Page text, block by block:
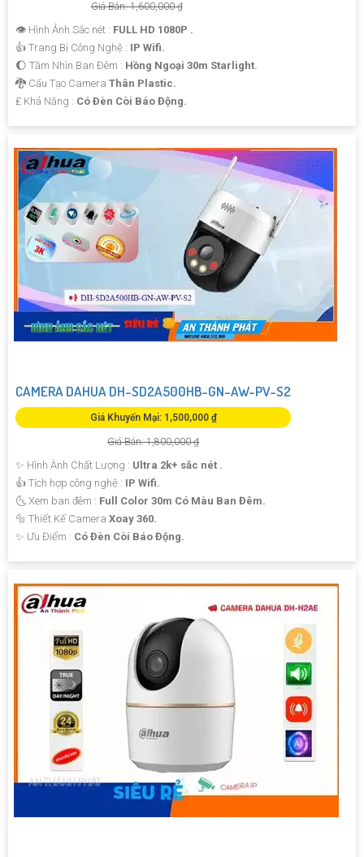
Giá Bán: 1,600,000 ₫
👁 Hình Ảnh Sắc nét : FULL HD 1080P .
👍 Trang Bị Công Nghệ : IP Wifi.
🌔 Tầm Nhìn Ban Đêm : Hồng Ngoại 30m Starlight.
🐉️ Cấu Tạo Camera Thân Plastic.
️₤ Khả Năng : Có Ðèn Còi Báo Động.
CAMERA DAHUA DH-SD2A500HB-GN-AW-PV-S2
Giá Khuyến Mại: 1,500,000 ₫
Giá Bán: 1,800,000 ₫
✨ Hình Ành Chất Lượng : Ultra 2k+ sắc nét .
👍 Tích hợp công nghệ : IP Wifi.
🌜 Xem ban đêm : Full Color 30m Có Màu Ban Đêm.
🔩 Thiết Kế Camera Xoay 360.
️✨ Ưu Điểm : Có Đèn Còi Báo Động.